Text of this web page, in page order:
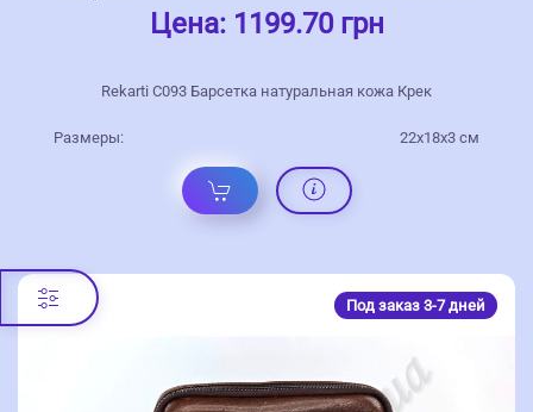
Цена: 1199.70 грн
Rekarti С093 Барсетка натуральная кожа Крек
Размеры: 22х18х3 см
Под заказ 3-7 дней